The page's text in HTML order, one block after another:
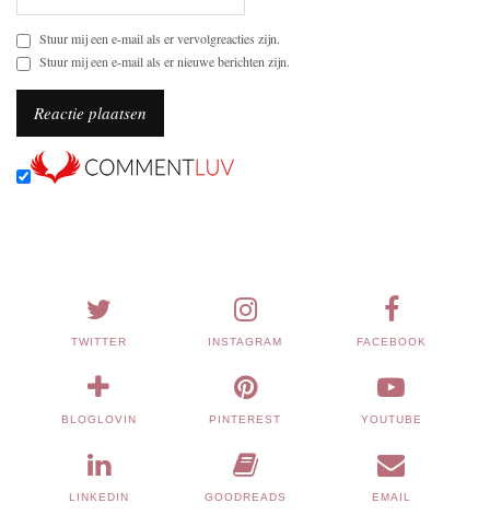
Stuur mij een e-mail als er vervolgreacties zijn.
Stuur mij een e-mail als er nieuwe berichten zijn.
TWITTER INSTAGRAM FACEBOOK
BLOGLOVIN PINTEREST YOUTUBE
LINKEDIN GOODREADS EMAIL